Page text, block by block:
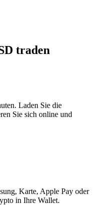
traden
Laden Sie die
Sie sich online und
Karte, Apple Pay oder
in Ihre Wallet.